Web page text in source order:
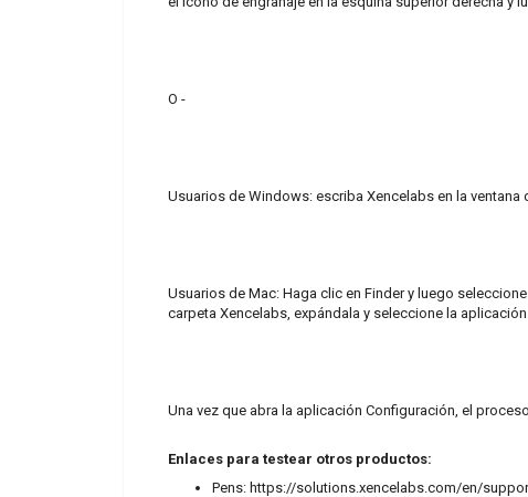
O -
Usuarios de Windows: escriba Xencelabs en la
Usuarios de Mac: Haga clic en Finder y luego
carpeta Xencelabs, expándala y seleccione la aplicación
Una vez que abra la aplicación Configuración, el
Enlaces para testear otros productos:
Pens: https://solutions.xencelabs.com/en/